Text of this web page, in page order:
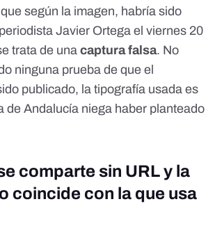
según la imagen, habría sido
Javier Ortega el viernes 20
trata de una captura falsa. No
ninguna prueba de que el
publicado, la tipografía usada es
de Andalucía niega haber planteado
comparte sin URL y la
coincide con la que usa